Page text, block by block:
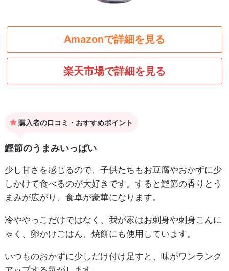
Amazonで詳細を見る
楽天市場で詳細を見る
購入者の口コミ・おすすめポイント
鰹節のうまみいっぱい
少し甘さを感じるので、子供たちもお豆腐やおかずに少
しかけて食べるのが大好きです。すると鰹節の香りとう
まみが広がり、食卓が豪華になります。
冷ややっこだけではなく、我が家はお刺身や刺身こんに
ゃく、卵かけごはん、焼餅にも使用しています。
いつものおかずに少しだけ付け足すと、味がワンランク